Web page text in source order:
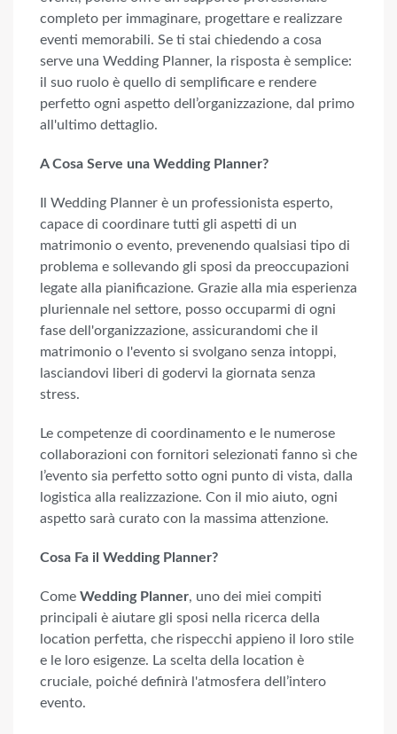
completo per immaginare, progettare e realizzare
eventi memorabili. Se ti stai chiedendo a cosa
serve una Wedding Planner, la risposta è semplice:
il suo ruolo è quello di semplificare e rendere
perfetto ogni aspetto dell’organizzazione, dal primo
all'ultimo dettaglio.
A Cosa Serve una Wedding Planner?
Il Wedding Planner è un professionista esperto,
capace di coordinare tutti gli aspetti di un
matrimonio o evento, prevenendo qualsiasi tipo di
problema e sollevando gli sposi da preoccupazioni
legate alla pianificazione. Grazie alla mia esperienza
pluriennale nel settore, posso occuparmi di ogni
fase dell'organizzazione, assicurandomi che il
matrimonio o l'evento si svolgano senza intoppi,
lasciandovi liberi di godervi la giornata senza
stress.
Le competenze di coordinamento e le numerose
collaborazioni con fornitori selezionati fanno sì che
l’evento sia perfetto sotto ogni punto di vista, dalla
logistica alla realizzazione. Con il mio aiuto, ogni
aspetto sarà curato con la massima attenzione.
Cosa Fa il Wedding Planner?
Come Wedding Planner, uno dei miei compiti
principali è aiutare gli sposi nella ricerca della
location perfetta, che rispecchi appieno il loro stile
e le loro esigenze. La scelta della location è
cruciale, poiché definirà l'atmosfera dell’intero
evento.